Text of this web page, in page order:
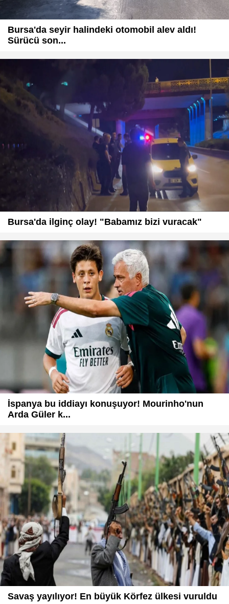
Bursa'da seyir halindeki otomobil alev aldı!
Sürücü son...
Bursa'da ilginç olay! "Babamız bizi vuracak"
İspanya bu iddiayı konuşuyor! Mourinho'nun
Arda Güler k...
Savaş yayılıyor! En büyük Körfez ülkesi vuruldu